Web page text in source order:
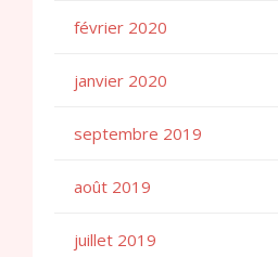
février 2020
janvier 2020
septembre 2019
août 2019
juillet 2019